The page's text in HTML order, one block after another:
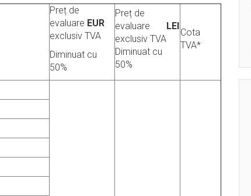
Preț de
evaluare EUR
exclusiv TVA
Diminuat cu
50%
Preț de
evaluare LEI
exclusiv TVA
Diminuat cu
50%
Cota
TVA*